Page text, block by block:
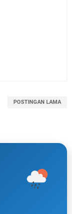
POSTINGAN LAMA